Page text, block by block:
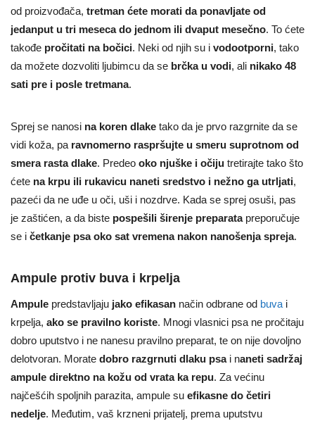
od proizvođača, tretman ćete morati da ponavljate od
jedanput u tri meseca do jednom ili dvaput mesečno. To ćete
takođe pročitati na bočici. Neki od njih su i vodootporni, tako
da možete dozvoliti ljubimcu da se brčka u vodi, ali nikako 48
sati pre i posle tretmana.
Sprej se nanosi na koren dlake tako da je prvo razgrnite da se
vidi koža, pa ravnomerno raspršujte u smeru suprotnom od
smera rasta dlake. Predeo oko njuške i očiju tretirajte tako što
ćete na krpu ili rukavicu naneti sredstvo i nežno ga utrljati,
pazeći da ne uđe u oči, uši i nozdrve. Kada se sprej osuši, pas
je zaštićen, a da biste pospešili širenje preparatapreporučuje
se i četkanje psa oko sat vremena nakon nanošenja spreja.
Ampule protiv buva i krpelja
Ampule predstavljaju jako efikasan način odbrane od buvai
krpelja, ako se pravilno koriste. Mnogi vlasnici psa ne pročitaju
dobro uputstvo i ne nanesu pravilno preparat, te on nije dovoljno
delotvoran. Morate dobro razgrnuti dlaku psai naneti sadržaj
ampule direktno na kožu od vrata ka repu. Za većinu
najčešćih spoljnih parazita, ampule su efikasne do četiri
nedelje. Međutim, vaš krzneni prijatelj, prema uputstvu